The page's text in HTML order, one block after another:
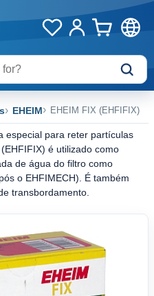
EHEIM EHEIM FIX (EHFIFIX)
especial para reter partículas
(EHFIFIX) é utilizado como
de água do filtro como
o EHFIMECH). É também
transbordamento.